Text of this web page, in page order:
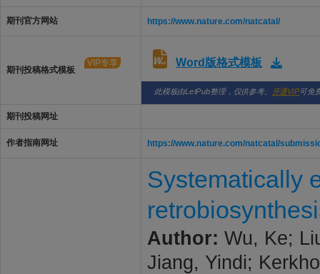
期刊官方网站 https://www.nature.com/natcatal/
期刊投稿格式模板
VIP专享 Word版格式模板
此模板由LetPub整理，仅供参考。 开通VIP可免
期刊投稿网址
作者指南网址 https://www.nature.com/natcatal/
Systematically
Author: Wu, Ke;
Jiang, Yindi;